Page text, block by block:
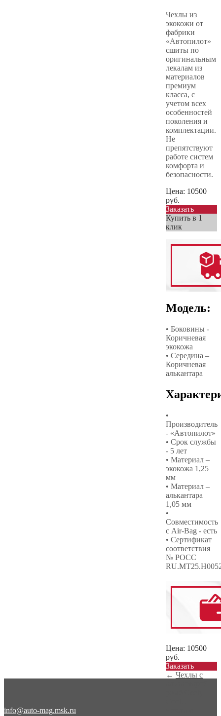
Чехлы из
экокожи от
фабрики
«Автопилот»
сшиты по
оригинальным
лекалам из
материалов
премиум
класса, с
учетом всех
особенностей
поколения и
комплектации.
Не
препятствуют
работе систем
комфорта и
безопасности.
Цена: 10500
руб.
Заказать
Купить в 1
клик
Модель:
• Боковины -
Коричневая
экокожа
• Середина –
Коричневая
алькантара
•
Производитель
- «Автопилот»
• Срок службы
- 5 лет
• Материал –
экокожа 1,25
мм
• Материал –
алькантара
1,05 мм
•
Совместимость
с Air-Bag - есть
• Сертификат
соответствия
№ РОСС
Цена: 10500
руб.
Заказать
← Чехлы с
info@auto-mag.msk.ru